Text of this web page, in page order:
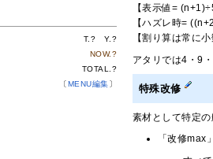
【表示値=
【ハズレ時=
【割り算は常に
アタリでは4・9
特殊改修
素材として特定
「改修
T.? Y.?
NOW.?
TOTAL.?
〔MENU編集〕